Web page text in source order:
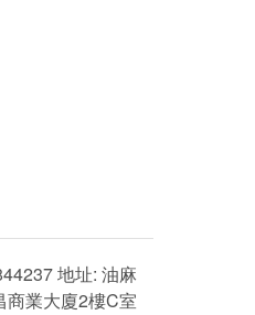
地址: 油麻
商業大廈2樓C室